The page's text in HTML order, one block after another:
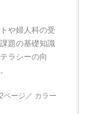
や婦人科の受
題の基礎知識
ラシーの向
ページ／ カラー